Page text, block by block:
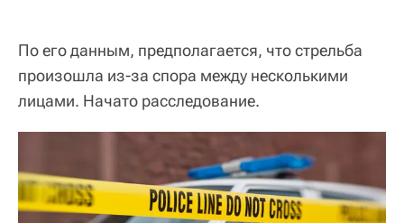
По его данным, предполагается, что стрельба
произошла из-за спора между несколькими
лицами. Начато расследование.